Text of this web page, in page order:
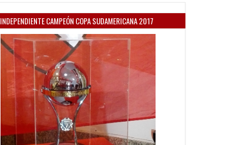
INDEPENDIENTE CAMPEÓN COPA SUDAMERICANA 2017